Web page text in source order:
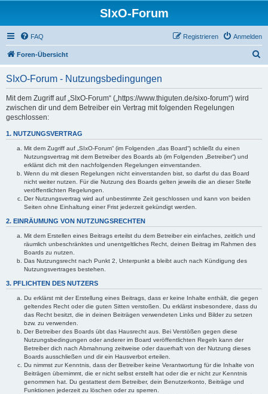
SIxO-Forum
FAQ Anmelden
Registrieren
Foren-Übersicht
SIxO-Forum - Nutzungsbedingungen
Mit dem Zugriff auf „SIxO-Forum“ („https://www.thiguten.de/sixo-forum“) wird
zwischen dir und dem Betreiber ein Vertrag mit folgenden Regelungen
geschlossen:
1. NUTZUNGSVERTRAG
Mit dem Zugriff auf „SIxO-Forum“ (im Folgenden „das Board“) schließt du einen
Nutzungsvertrag mit dem Betreiber des Boards ab (im Folgenden „Betreiber“) und
erklärst dich mit den nachfolgenden Regelungen einverstanden.
Wenn du mit diesen Regelungen nicht einverstanden bist, so darfst du das Board
nicht weiter nutzen. Für die Nutzung des Boards gelten jeweils die an dieser Stelle
veröffentlichten Regelungen.
Der Nutzungsvertrag wird auf unbestimmte Zeit geschlossen und kann von beiden
Seiten ohne Einhaltung einer Frist jederzeit gekündigt werden.
2. EINRÄUMUNG VON NUTZUNGSRECHTEN
Mit dem Erstellen eines Beitrags erteilst du dem Betreiber ein einfaches, zeitlich und
räumlich unbeschränktes und unentgeltliches Recht, deinen Beitrag im Rahmen des
Boards zu nutzen.
Das Nutzungsrecht nach Punkt 2, Unterpunkt a bleibt auch nach Kündigung des
Nutzungsvertrages bestehen.
3. PFLICHTEN DES NUTZERS
Du erklärst mit der Erstellung eines Beitrags, dass er keine Inhalte enthält, die gegen
geltendes Recht oder die guten Sitten verstoßen. Du erklärst insbesondere, dass du
das Recht besitzt, die in deinen Beiträgen verwendeten Links und Bilder zu setzen
bzw. zu verwenden.
Der Betreiber des Boards übt das Hausrecht aus. Bei Verstößen gegen diese
Nutzungsbedingungen oder anderer im Board veröffentlichten Regeln kann der
Betreiber dich nach Abmahnung zeitweise oder dauerhaft von der Nutzung dieses
Boards ausschließen und dir ein Hausverbot erteilen.
Du nimmst zur Kenntnis, dass der Betreiber keine Verantwortung für die Inhalte von
Beiträgen übernimmt, die er nicht selbst erstellt hat oder die er nicht zur Kenntnis
genommen hat. Du gestattest dem Betreiber, dein Benutzerkonto, Beiträge und
Funktionen jederzeit zu löschen oder zu sperren.